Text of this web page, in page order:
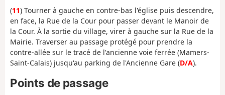
(11) Tourner à gauche en contre-bas l'église puis descendre,
en face, la Rue de la Cour pour passer devant le Manoir de
la Cour. À la sortie du village, virer à gauche sur la Rue de la
Mairie. Traverser au passage protégé pour prendre la
contre-allée sur le tracé de l'ancienne voie ferrée (Mamers-
Saint-Calais) jusqu'au parking de l'Ancienne Gare (D/A).
Points de passage